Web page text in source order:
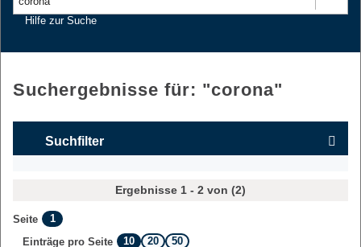
Hilfe zur Suche
Suchergebnisse für: "corona"
Suchfilter
Ergebnisse 1 - 2 von (2)
Seite
1
Einträge pro Seite
10 20 50